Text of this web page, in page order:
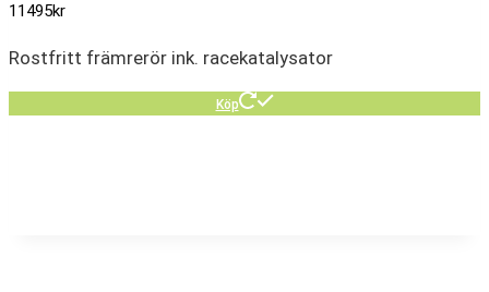
11495kr
Rostfritt främrerör ink. racekatalysator
Köp